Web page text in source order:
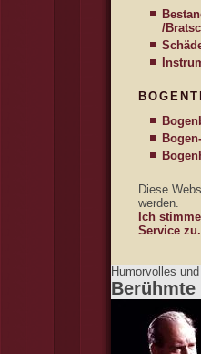
/
Diese
werden.
Ich
Service zu.
Humorvolles
Berühmte